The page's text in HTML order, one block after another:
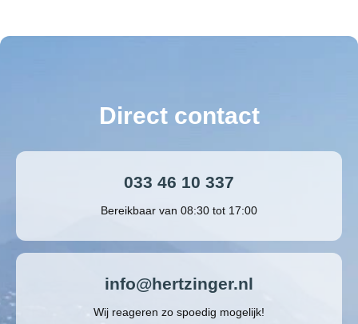
Direct contact
033 46 10 337
Bereikbaar van 08:30 tot 17:00
info@hertzinger.nl
Wij reageren zo spoedig mogelijk!